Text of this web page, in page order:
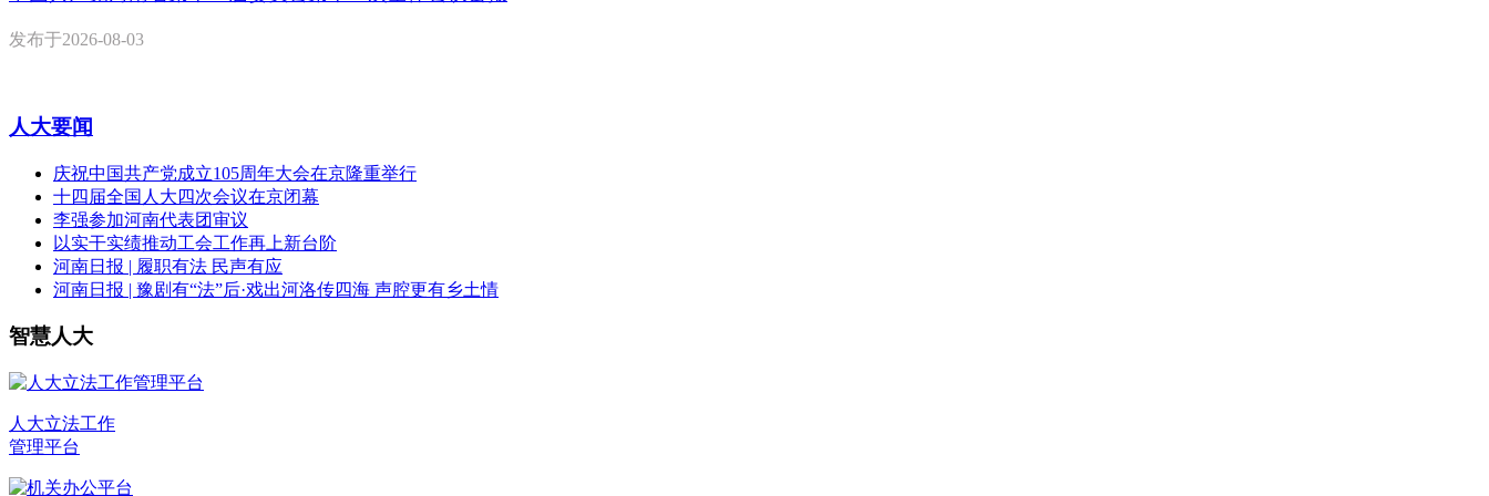
发布于2026-08-03
人大要闻
庆祝中国共产党成立105周年大会在京隆重举行
十四届全国人大四次会议在京闭幕
李强参加河南代表团审议
以实干实绩推动工会工作再上新台阶
河南日报 | 履职有法 民声有应
河南日报 | 豫剧有“法”后·戏出河洛传四海 声腔更有乡土情
智慧人大
人大立法工作
管理平台